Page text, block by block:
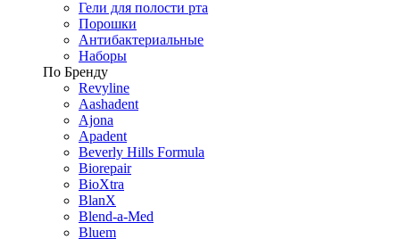
Гели для полости рта
Порошки
Антибактериальные
Наборы
По Бренду
Revyline
Aashadent
Ajona
Apadent
Beverly Hills Formula
Biorepair
BioXtra
BlanX
Blend-a-Med
Bluem